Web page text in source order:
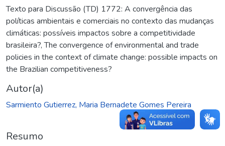
Texto para Discussão (TD) 1772: A convergência das
políticas ambientais e comerciais no contexto das mudanças
climáticas: possíveis impactos sobre a competitividade
brasileira?,The convergence of environmental and trade
policies in the context of climate change: possible impacts on
the Brazilian competitiveness?
Autor(a)
Sarmiento Gutierrez, Maria Bernadete Gomes Pereira
Resumo